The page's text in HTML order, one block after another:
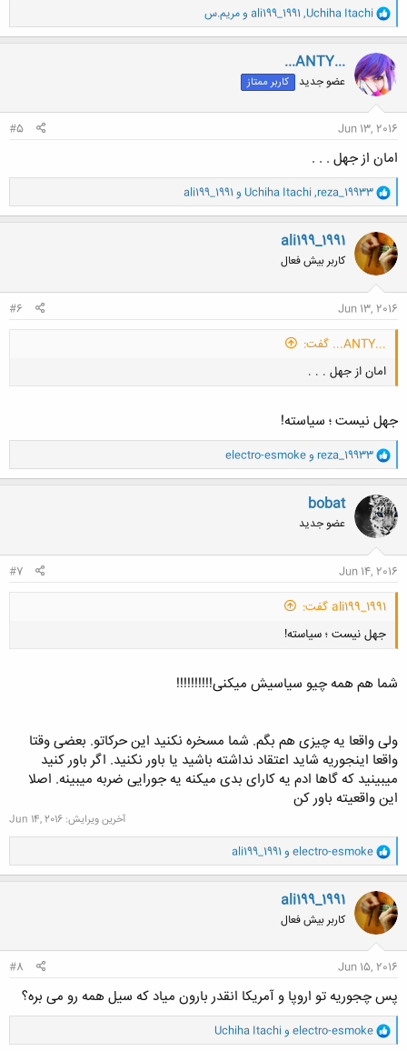
و
ا
ک
ن
ش
ه
ا
Uchiha Itachi
,
ali199_1991 و مریم.س
...ANTY...
عضو جدید کاربر ممتاز
Jun 13, 2016
#5
امان از جهل . . .
و
ا
ک
ن
ش
ه
ا
reza_19933
,
Uchiha Itachi وali199_1991
ali199_1991
کاربر بیش فعال
Jun 13, 2016
#6
...ANTY... گفت:
امان از جهل . . .
جهل نیست ؛ سیاسته!
و
ا
ک
ن
ش
ه
ا
reza_19933 وelectro-esmoke
bobat
عضو جدید
Jun 14, 2016
#7
ali199_1991 گفت:
جهل نیست ؛ سیاسته!
کلیک کنید تا باز شود...
شما هم همه چیو سیاسیش میکنی!!!!!!!!!!
ولی واقعا یه چیزی هم بگم. شما مسخره نکنید این حرکاتو. بعضی وقتا
واقعا اینجوریه شاید اعتقاد نداشته باشید یا باور نکنید. اگر باور کنید
میبینید که گاها ادم یه کارای بدی میکنه یه جورایی ضربه میبینه. اصلا
این واقعیته باور کن
آخرین ویرایش: Jun 14, 2016
و
ا
ک
ن
ش
ه
ا
electro-esmoke و ali199_1991
ali199_1991
کاربر بیش فعال
Jun 15, 2016
#8
پس چجوریه تو اروپا و آمریکا انقدر بارون میاد که سیل همه رو می بره؟
و
ا
electro-esmoke و Uchiha Itachi